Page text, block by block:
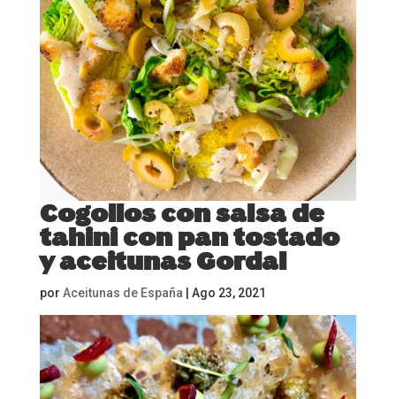
Cogollos con salsa de
tahini con pan tostado
y aceitunas Gordal
por Aceitunas de España Ago 23, 2021